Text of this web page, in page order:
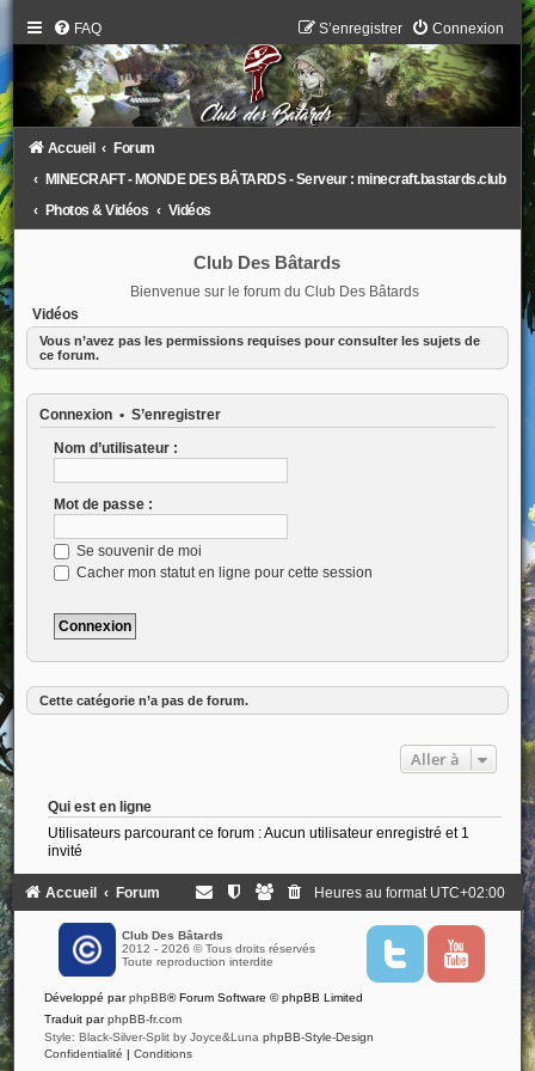
FAQ Connexion
S’enregistrer
Accueil
Forum
MINECRAFT - MONDE DES BÂTARDS - Serveur : minecraft.bastards.club
Photos & Vidéos
Vidéos
Club Des Bâtards
Bienvenue sur le forum du Club Des Bâtards
Vidéos
Vous n’avez pas les permissions requises pour consulter les sujets de
ce forum.
Connexion• S’enregistrer
Nom d’utilisateur :
Mot de passe :
Se souvenir de moi
Cacher mon statut en ligne pour cette session
Cette catégorie n’a pas de forum.
Aller à
Qui est en ligne
Utilisateurs parcourant ce forum : Aucun utilisateur enregistré et 1
invité
Accueil Forum Heures au format UTC+02:00
Club Des Bâtards
2012 - 2026 © Tous droits réservés
Toute reproduction interdite
T
i
Y
u
Développé parphpBB® Forum Software © phpBB Limited
Traduit parphpBB-fr.com
Style: Black-Silver-Split by Joyce&Luna phpBB-Style-Design
Confidentialité | Conditions